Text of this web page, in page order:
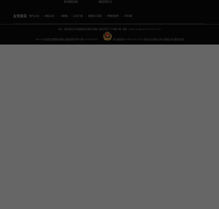
图片模糊变清晰 视频语音转文字
友情链接 图片去水印 视频去水印 一键抠图 去水印下载 视频转文字提取 免费配音软件 声音克隆
地址：湖北省武汉市东湖新技术开发区关南园一路当代梦工厂4号楼10楼，邮箱：yinglin.wu@udreamtech.com
©2020武汉联合创想科技有限公司版权所有 鄂ICP备17031026号-8 鄂公网安备42018502007353 水印云专注 图片去水印 视频去水印 国内杰出者